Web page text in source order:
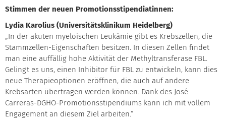
Stimmen der neuen Promotionsstipendiatinnen:
Lydia Karolius (Universitätsklinikum Heidelberg)
„In der akuten myeloischen Leukämie gibt es Krebszellen, die
Stammzellen-Eigenschaften besitzen. In diesen Zellen findet
man eine auffällig hohe Aktivität der Methyltransferase FBL.
Gelingt es uns, einen Inhibitor für FBL zu entwickeln, kann dies
neue Therapieoptionen eröffnen, die auch auf andere
Krebsarten übertragen werden können. Dank des José
Carreras-DGHO-Promotionsstipendiums kann ich mit vollem
Engagement an diesem Ziel arbeiten.“